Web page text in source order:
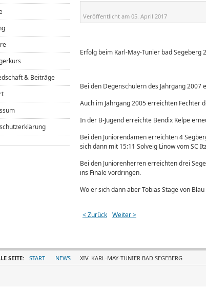
Veröffentlicht am 05. April 2017
Erfolg beim Karl-May-Tunier bad Segeberg
Bei den Degenschülern des Jahrgang 2007
Auch im Jahrgang 2005 erreichten Fechter
In der B-Jugend erreichte Bendix Kelpe
Bei den Juniorendamen erreichten 4
sich dann mit 15:11 Solveig Linow vom SC
Bei den Juniorenherren erreichten drei
ins Finale vordringen.
Wo er sich dann aber Tobias Stage von
< Zurück Weiter >
& Beiträge
SEITE: START NEWS XIV. KARL-MAY-TUNIER BAD SEGEBERG